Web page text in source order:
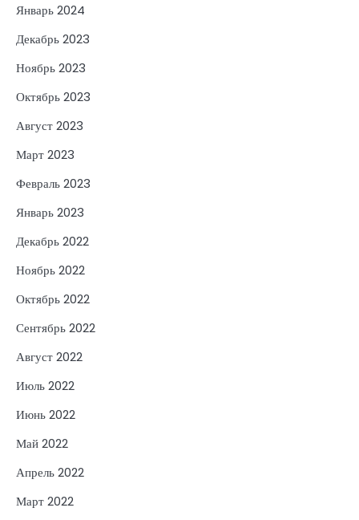
Январь 2024
Декабрь 2023
Ноябрь 2023
Октябрь 2023
Август 2023
Март 2023
Февраль 2023
Январь 2023
Декабрь 2022
Ноябрь 2022
Октябрь 2022
Сентябрь 2022
Август 2022
Июль 2022
Июнь 2022
Май 2022
Апрель 2022
Март 2022